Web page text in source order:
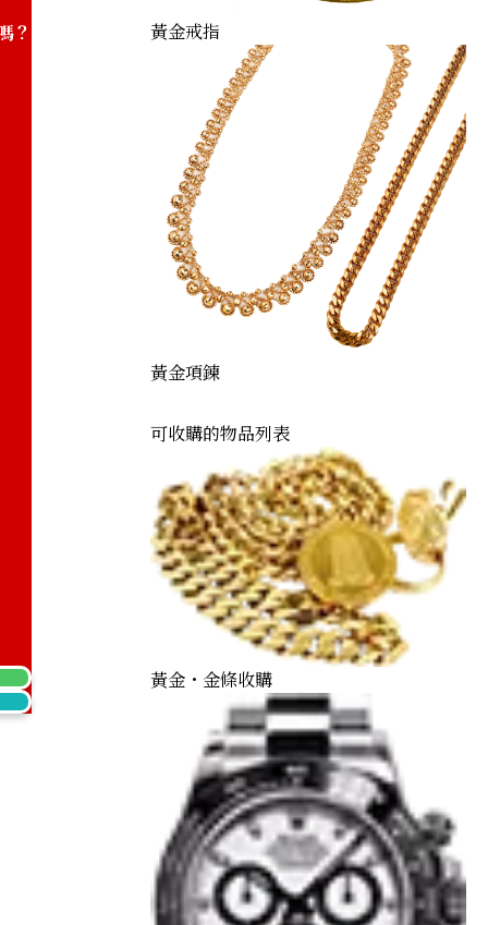
？ 黃金戒指
黃金項鍊
可收購的物品列表
黃金・金條收購